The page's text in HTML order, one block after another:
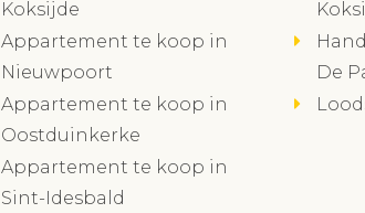
Koksijde
Appartement te koop in
Nieuwpoort
Appartement te koop in
Oostduinkerke
Appartement te koop in
Sint-Idesbald
De